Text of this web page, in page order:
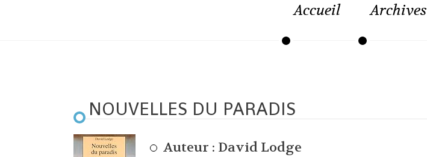
Accueil Archives
NOUVELLES DU PARADIS
Auteur : David Lodge